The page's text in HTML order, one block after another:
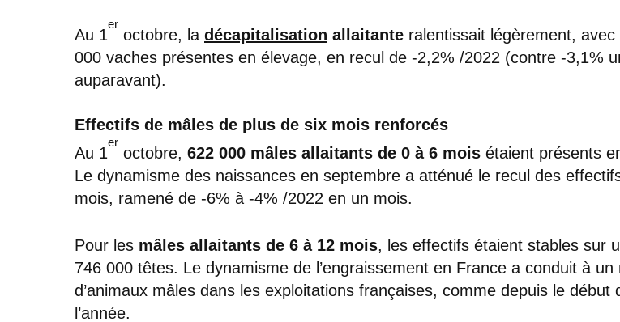
Au 1
er
octobre, la décapitalisation allaitante ralentissait légèrement, avec
000 vaches présentes en élevage, en recul de -2,2% /2022 (contre -3,1%
auparavant).
Effectifs de mâles de plus de six mois renforcés
Au 1
er
octobre, 622 000 mâles allaitants de 0 à 6 mois étaient présents
Le dynamisme des naissances en septembre a atténué le recul des
mois, ramené de -6% à -4% /2022 en un mois.
Pour les mâles allaitants de 6 à 12 mois, les effectifs étaient stables sur
746 000 têtes. Le dynamisme de l’engraissement en France a conduit à un
d’animaux mâles dans les exploitations françaises, comme depuis le début
l’année.